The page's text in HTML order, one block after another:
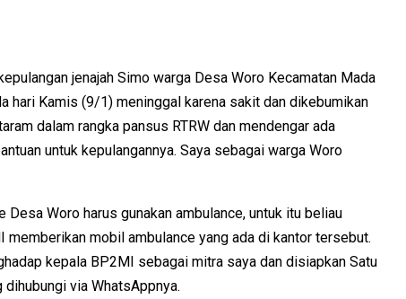
jenajah Simo warga Desa Woro Kecamatan Mada
hari Kamis (9/1) meninggal karena sakit dan dikebumikan
dalam rangka pansus RTRW dan mendengar ada
untuk kepulangannya. Saya sebagai warga Woro
Desa Woro harus gunakan ambulance, untuk itu beliau
mobil ambulance yang ada di kantor tersebut.
kepala BP2MI sebagai mitra saya dan disiapkan Satu
via WhatsAppnya.